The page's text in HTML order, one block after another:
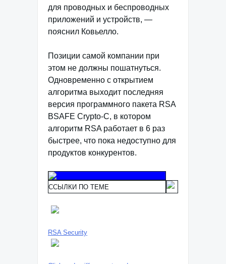
для проводных и беспроводных
приложений и устройств, —
пояснил Ковьелло.
Позиции самой компании при
этом не должны пошатнуться.
Одновременно с открытием
алгоритма выходит последняя
версия программного пакета RSA
BSAFE Crypto-C, в котором
алгоритм RSA работает в 6 раз
быстрее, что пока недоступно для
продуктов конкурентов.
ССЫЛКИ ПО ТЕМЕ
RSA Security